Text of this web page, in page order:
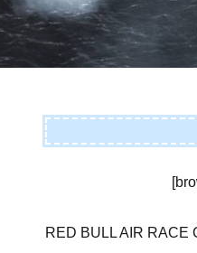
RED BULL AIR RACE